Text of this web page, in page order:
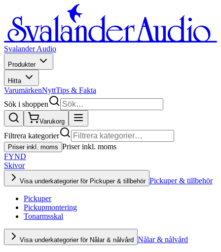
Svalander Audio
Produkter
Hitta
VarumärkenNyttTips & Fakta
Sök i shoppen
Varukorg
Filtrera kategorier
Priser inkl. moms Priser inkl. moms
FYND
Skivor
Visa underkategorier för Pickuper & tillbehör Pickuper & tillbehör
Pickuper
Pickupmontering
Tonarmsskal
Visa underkategorier för Nålar & nålvård Nålar & nålvård